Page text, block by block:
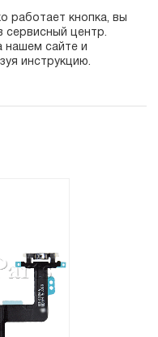
работает кнопка, вы
центр.
нашем сайте и
инструкцию.